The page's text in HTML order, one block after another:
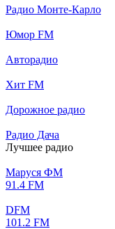
Радио Монте-Карло
Юмор FM
Авторадио
Хит FM
Дорожное радио
Радио Дача
Лучшее радио
Маруся ФМ
91.4 FM
DFM
101.2 FM